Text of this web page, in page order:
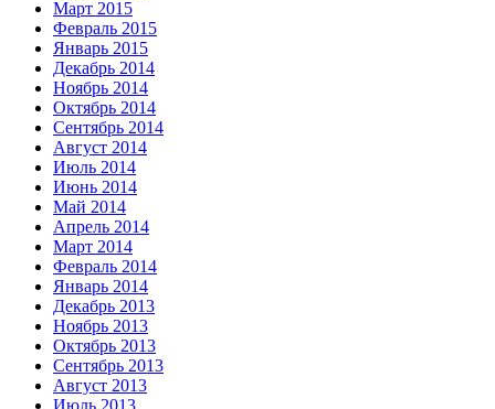
Март 2015
Февраль 2015
Январь 2015
Декабрь 2014
Ноябрь 2014
Октябрь 2014
Сентябрь 2014
Август 2014
Июль 2014
Июнь 2014
Май 2014
Апрель 2014
Март 2014
Февраль 2014
Январь 2014
Декабрь 2013
Ноябрь 2013
Октябрь 2013
Сентябрь 2013
Август 2013
Июль 2013